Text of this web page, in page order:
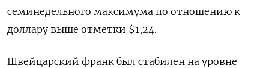
семинедельного максимума по отношению к
доллару выше отметки $1,24.
Швейцарский франк был стабилен на уровне